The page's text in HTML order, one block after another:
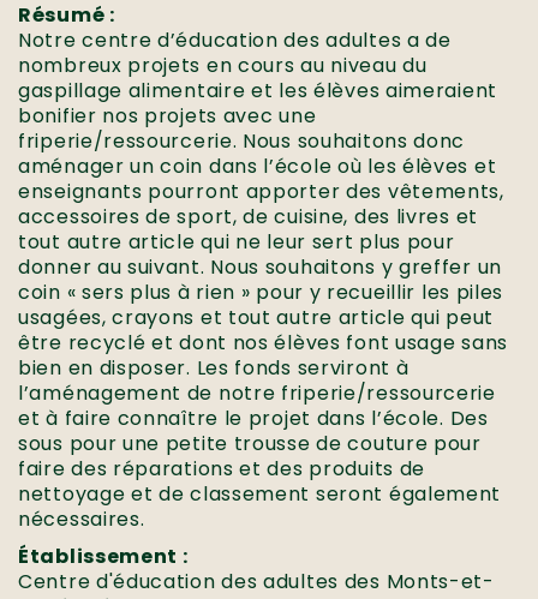
Résumé :
Notre centre d’éducation des adultes a de
nombreux projets en cours au niveau du
gaspillage alimentaire et les élèves aimeraient
bonifier nos projets avec une
friperie/ressourcerie. Nous souhaitons donc
aménager un coin dans l’école où les élèves et
enseignants pourront apporter des vêtements,
accessoires de sport, de cuisine, des livres et
tout autre article qui ne leur sert plus pour
donner au suivant. Nous souhaitons y greffer un
coin « sers plus à rien » pour y recueillir les piles
usagées, crayons et tout autre article qui peut
être recyclé et dont nos élèves font usage sans
bien en disposer. Les fonds serviront à
l’aménagement de notre friperie/ressourcerie
et à faire connaître le projet dans l’école. Des
sous pour une petite trousse de couture pour
faire des réparations et des produits de
nettoyage et de classement seront également
nécessaires.
Établissement :
Centre d'éducation des adultes des Monts-et-